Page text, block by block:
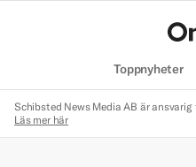
Toppnyheter
Schibsted News Media AB är
Läs mer här